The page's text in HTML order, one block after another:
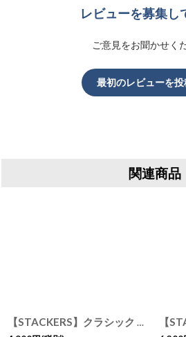
レビューを募集し
ご意見をお聞かせく
最初のレビューを投
関連商品
[
【STACKERS】クラシック ジュエリーボックス 25sec トープ グレージュ Taupe スタッカーズ ロンドン イギリス